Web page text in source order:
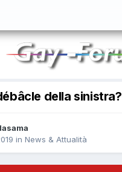
della sinistra?
in News & Attualità